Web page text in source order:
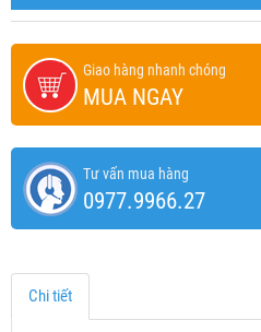
Giao hàng nhanh chóng
MUA NGAY
Tư vấn mua hàng
0977.9966.27
Chi tiết